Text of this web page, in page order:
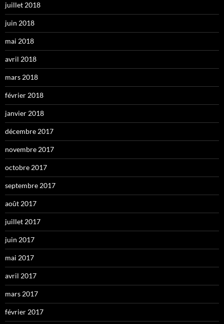
juillet 2018
juin 2018
mai 2018
avril 2018
mars 2018
février 2018
janvier 2018
décembre 2017
novembre 2017
octobre 2017
septembre 2017
août 2017
juillet 2017
juin 2017
mai 2017
avril 2017
mars 2017
février 2017